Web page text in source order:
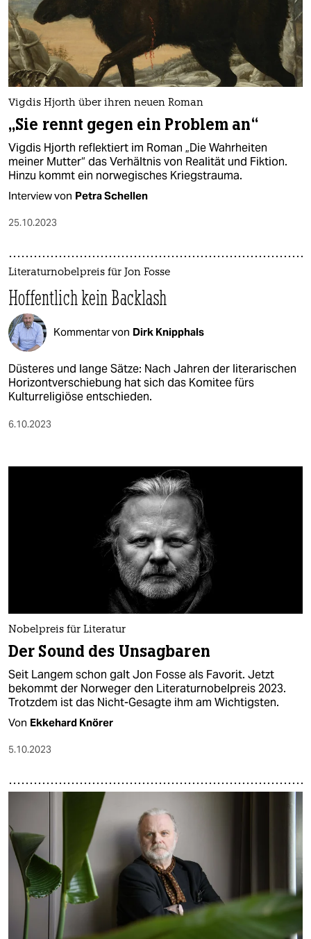
epaper login
Vigdis Hjorth über ihren neuen Roman
„Sie rennt gegen ein Problem an“
Vigdis Hjorth reflektiert im Roman „Die Wahrheiten
meiner Mutter“ das Verhältnis von Realität und Fiktion.
Hinzu kommt ein norwegisches Kriegstrauma.
Interview von Petra Schellen
25.10.2023
Literaturnobelpreis für Jon Fosse
Hoffentlich kein Backlash
Kommentar von Dirk Knipphals
Düsteres und lange Sätze: Nach Jahren der literarischen
Horizontverschiebung hat sich das Komitee fürs
Kulturreligiöse entschieden.
6.10.2023
Nobelpreis für Literatur
Der Sound des Unsagbaren
Seit Langem schon galt Jon Fosse als Favorit. Jetzt
bekommt der Norweger den Literaturnobelpreis 2023.
Trotzdem ist das Nicht-Gesagte ihm am Wichtigsten.
Von Ekkehard Knörer
5.10.2023